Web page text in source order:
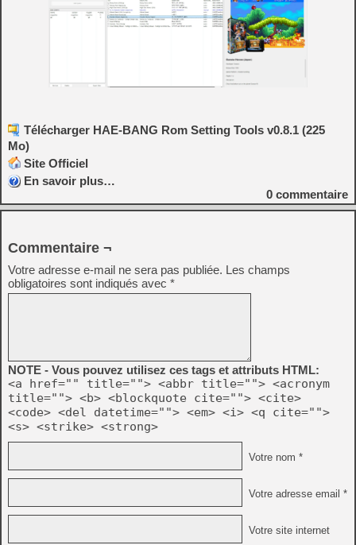
Télécharger HAE-BANG Rom Setting Tools v0.8.1 (225
Mo)
Site Officiel
En savoir plus…
0 commentaire
Commentaire ¬
Votre adresse e-mail ne sera pas publiée. Les champs
obligatoires sont indiqués avec *
NOTE - Vous pouvez utilisez ces tags et attributs HTML:
<a href="" title=""> <abbr title=""> <acronym
title=""> <b> <blockquote cite=""> <cite>
<code> <del datetime=""> <em> <i> <q cite="">
<s> <strike> <strong>
Votre nom *
Votre adresse email *
Votre site internet